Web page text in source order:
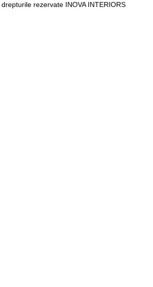
rezervate INOVA INTERIORS